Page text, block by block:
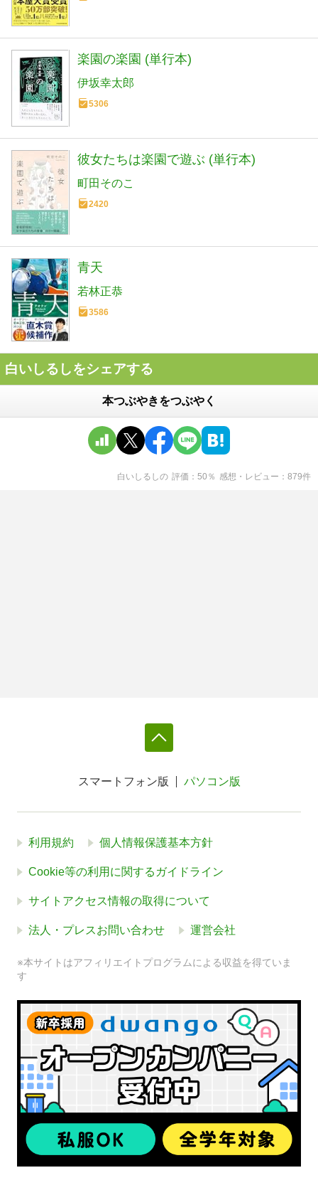
楽園の楽園 (単行本)
伊坂幸太郎
5306
彼女たちは楽園で遊ぶ (単行本)
町田そのこ
2420
青天
若林正恭
3586
白いしるしをシェアする
本つぶやきをつぶやく
白いしるしの 評価 50 ％ 感想・レビュー 879件
スマートフォン版 パソコン版
利用規約 個人情報保護基本方針
Cookie等の利用に関するガイドライン
サイトアクセス情報の取得について
法人・プレスお問い合わせ 運営会社
※本サイトはアフィリエイトプログラムによる収益を得ていま
す